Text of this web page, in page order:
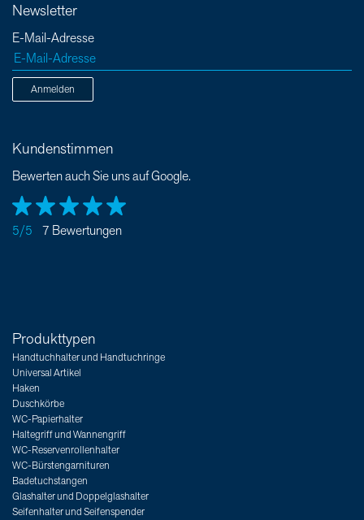
Newsletter
E-Mail-Adresse
Anmelden
Kundenstimmen
Bewerten auch Sie uns auf Google.
5/5 7 Bewertungen
Produkttypen
Handtuchhalter und Handtuchringe
Universal Artikel
Haken
Duschkörbe
WC-Papierhalter
Haltegriff und Wannengriff
WC-Reservenrollenhalter
WC-Bürstengarnituren
Badetuchstangen
Glashalter und Doppelglashalter
Seifenhalter und Seifenspender